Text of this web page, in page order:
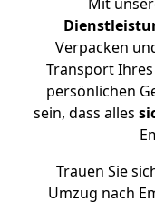
Verpacken
Transport
persönlichen
sein, dass alles
Trauen Sie
Umzug nach